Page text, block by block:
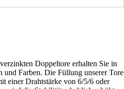
Doppeltore erhalten Sie in
und Farben. Die Füllung unserer Tore
einer Drahtstärke von 6/5/6 oder